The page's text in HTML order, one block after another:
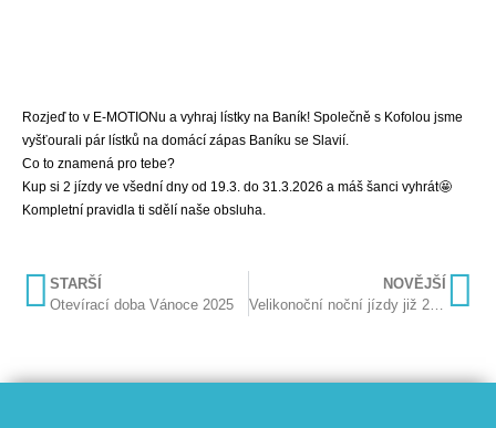
Rozjeď to v E-MOTIONu a vyhraj lístky na Baník! Společně s Kofolou jsme
vyšťourali pár lístků na domácí zápas Baníku se Slavií.
Co to znamená pro tebe?
Kup si 2 jízdy ve všední dny od 19.3. do 31.3.2026 a máš šanci vyhrát🤩
Kompletní pravidla ti sdělí naše obsluha.
STARŠÍ
Otevírací doba Vánoce 2025
NOVĚJŠÍ
Velikonoční noční jízdy již 2.4.2026